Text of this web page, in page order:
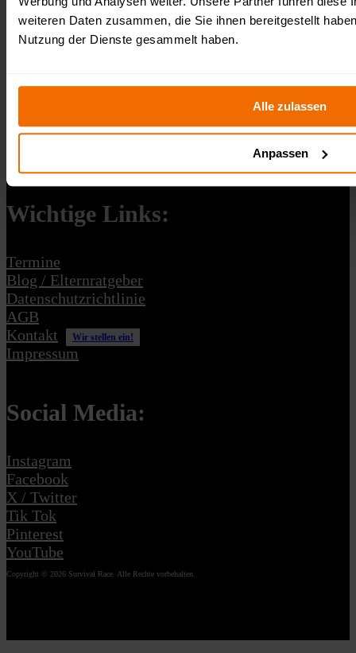
weiteren Daten zusammen, die Sie ihnen bereitgestellt
Nutzung der Dienste gesammelt haben.
Alle zulassen
Anpassen
15232 Frankfurt (Oder)
USt-IdNr.: DE364311444
Wichtige Links:
Termine
Blog / Elternratgeber
Datenschutzrichtlinie
AGB
Kontakt
Wir stellen ein!
Impressum
Social Media:
Instagram
Facebook
X / Twitter
Tik Tok
Pinterest
YouTube
Copyright © 2026 Survival Race. Alle Rechte vorbehalten.